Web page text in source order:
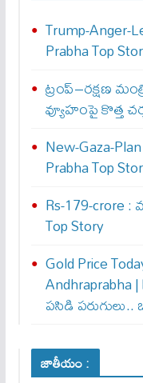
Trump-Anger-
Prabha Top
ట్రంప్–రక్షణ
వ్యూహంపై కొత్త
New-Gaza-
Prabha Top
Rs-179-crore :
Top Story
Gold Price
Andhraprabha
పసిడి
జాతీయం :